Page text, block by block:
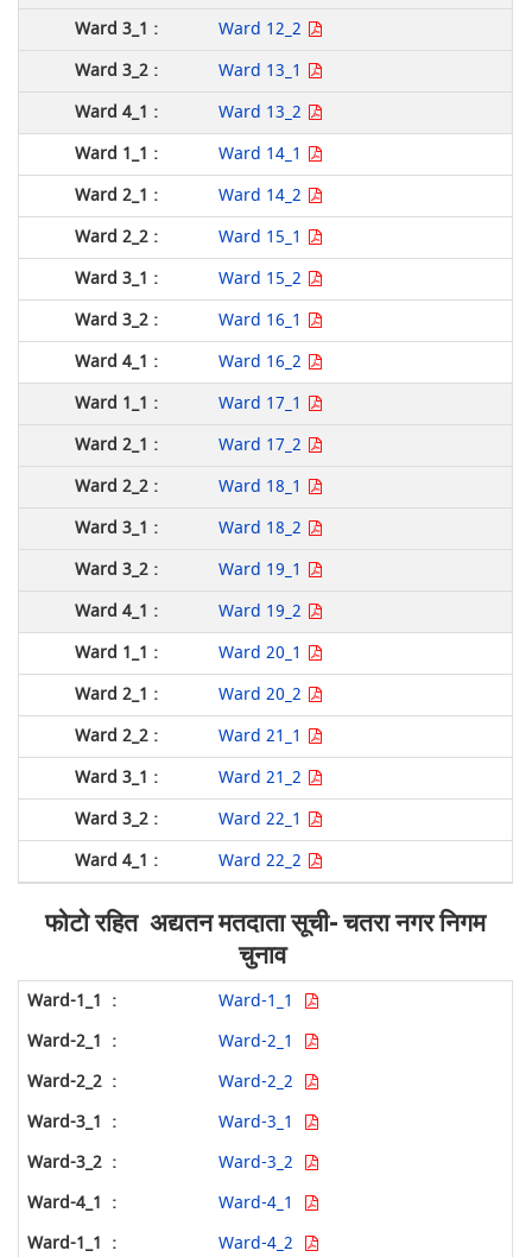
Ward 12_2
Ward 13_1
Ward 13_2
Ward 14_1
Ward 14_2
Ward 15_1
Ward 15_2
Ward 16_1
Ward 16_2
Ward 17_1
Ward 17_2
Ward 18_1
Ward 18_2
Ward 19_1
Ward 19_2
Ward 20_1
Ward 20_2
Ward 21_1
Ward 21_2
Ward 22_1
Ward 22_2
फोटो रहित अद्यतन मतदाता सूची- चतरा नगर निगम
चुनाव
Ward-1_1
Ward-2_1
Ward-2_2
Ward-3_1
Ward-3_2
Ward-4_1
Ward-4_2